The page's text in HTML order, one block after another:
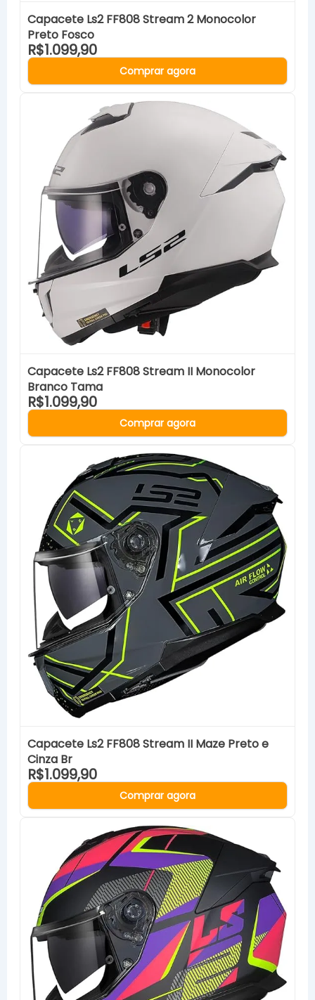
Capacete Ls2 FF808 Stream 2 Monocolor
Preto Fosco
R$1.099,90
Comprar agora
Capacete Ls2 FF808 Stream II Monocolor
Branco Tama
R$1.099,90
Comprar agora
Capacete Ls2 FF808 Stream II Maze Preto e
Cinza Br
R$1.099,90
Comprar agora